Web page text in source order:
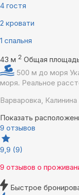
4 гостя
2 кровати
1 спальня
43 м 2 Общая
500 м до моря
моря. Реальное
Варваровка, Калинина
Показать
9 отзывов
9,9 (9)
9 отзывов о
Быстрое